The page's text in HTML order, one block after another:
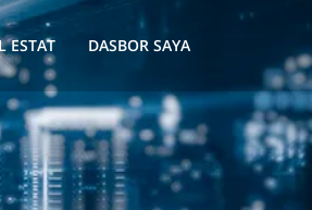
ESTAT DASBOR SAYA